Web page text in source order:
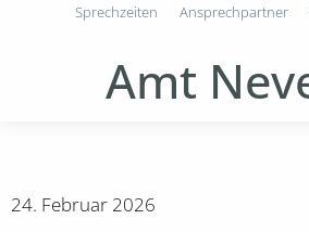
Amt
Sprechzeiten Ansprechpartner
24. Februar 2026